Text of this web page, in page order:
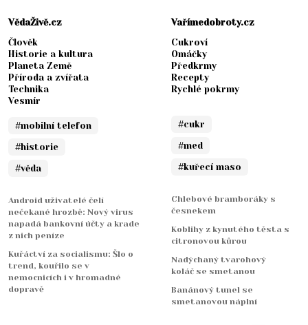
VědaŽivě.cz
Člověk
Historie a kultura
Planeta Země
Příroda a zvířata
Technika
Vesmír
#mobilní telefon
#historie
#věda
Android uživatelé čelí
nečekané hrozbě: Nový virus
napadá bankovní účty a krade
z nich peníze
Kuřáctví za socialismu: Šlo o
trend, kouřilo se v
nemocnicích i v hromadné
dopravě
Vařímedobroty.cz
Cukroví
Omáčky
Předkrmy
Recepty
Rychlé pokrmy
#cukr
#med
#kuřecí maso
Chlebové bramboráky s
česnekem
Koblihy z kynutého těsta s
citronovou kůrou
Nadýchaný tvarohový
koláč se smetanou
Banánový tunel se
smetanovou náplní